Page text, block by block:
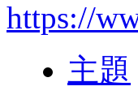
https://
主題